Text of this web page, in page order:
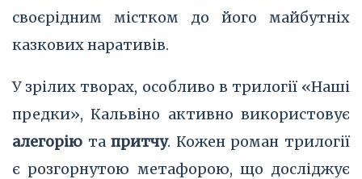
своєрідним містком до його майбутніх
казкових наративів.
У зрілих творах, особливо в трилогії «Наші
предки», Кальвіно активно використовує
алегорію тапритчу. Кожен роман трилогії
є розгорнутою метафорою, що досліджує